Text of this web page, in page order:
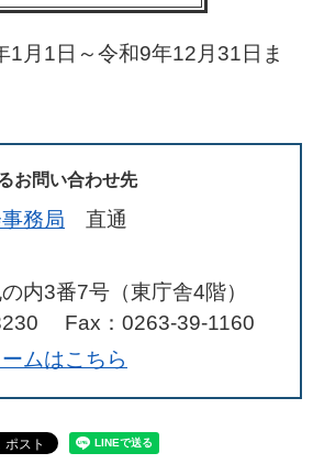
月1日～令和9年12月31日ま
お問い合わせ先
務局
直通
内3番7号（東庁舎4階）
Fax：0263-39-1160
ムはこちら